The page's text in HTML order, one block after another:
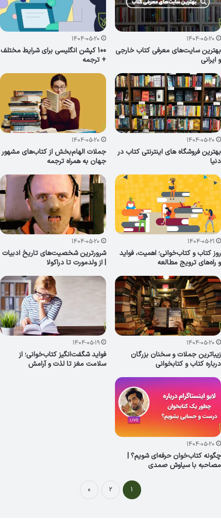
1404-05-20
بهترین سایت‌های معرفی کتاب خارجی
و ایرانی
1404-05-20
100 کپشن انگلیسی برای شرایط مختلف
+ ترجمه
1404-05-20
بهترین فروشگاه های اینترنتی کتاب در
دنیا
1404-05-20
جملات الهام‌بخش از کتاب‌های مشهور
جهان به همراه ترجمه
1404-05-21
روز کتاب و کتاب‌خوانی؛ اهمیت، فواید
و راه‌های ترویج مطالعه
1404-05-20
شرورترین شخصیت‌های تاریخ ادبیات
| از ولدمورت تا دراکولا
1404-05-20
زیباترین جملات و سخنان بزرگان
درباره کتاب و کتابخوانی
1404-05-19
فواید شگفت‌انگیز کتاب‌خوانی؛ از
سلامت مغز تا لذت و آرامش
1404-05-20
چگونه کتاب‌خوان حرفه‌ای شویم؟ |
مصاحبه با سیاوش صمدی
1
2
»